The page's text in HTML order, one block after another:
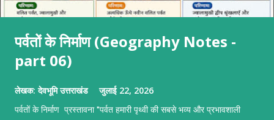
पर्वतों के निर्माण (Geography Notes -
part 06)
लेखक:देवभूमि उत्तराखंड जुलाई 22, 2026
पर्वतों के निर्माण प्रस्तावना "पर्वत हमारी पृथ्वी की सबसे भव्य और प्रभावशाली